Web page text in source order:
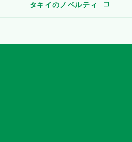
タキイのノベルティ